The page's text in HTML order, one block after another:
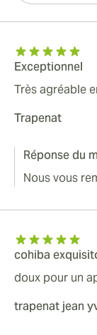
Exceptionnel
Très agréable
Trapenat
Réponse du
Nous vous
cohiba
doux pour un
trapenat jean